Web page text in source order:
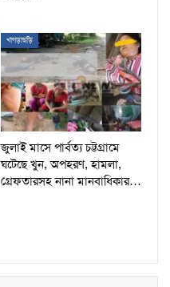
খাগড়াছড়ি
জুলাই মাসে পার্বত্য চট্টগ্রামে
ঘটেছে খুন, অপহরণ, হামলা,
গ্রেফতারসহ নানা মানবাধিকার…